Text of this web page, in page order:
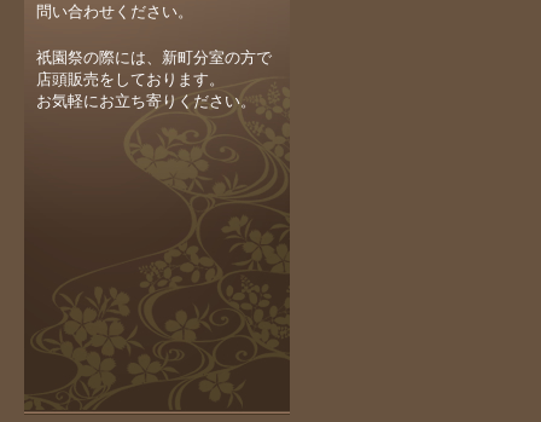
問い合わせください。
祇園祭の際には、新町分室の方で
店頭販売をしております。
お気軽にお立ち寄りください。